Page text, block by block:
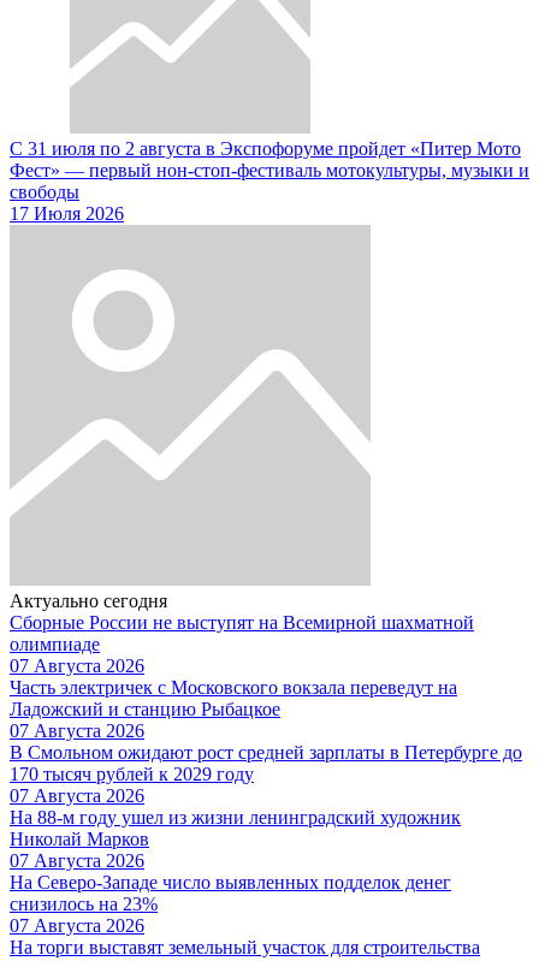
С 31 июля по 2 августа в Экспофоруме пройдет «Питер Мото
Фест» — первый нон-стоп-фестиваль мотокультуры, музыки и
свободы
17 Июля 2026
Актуально сегодня
Сборные России не выступят на Всемирной шахматной
олимпиаде
07 Августа 2026
Часть электричек с Московского вокзала переведут на
Ладожский и станцию Рыбацкое
07 Августа 2026
В Смольном ожидают рост средней зарплаты в Петербурге до
170 тысяч рублей к 2029 году
07 Августа 2026
На 88-м году ушел из жизни ленинградский художник
Николай Марков
07 Августа 2026
На Северо-Западе число выявленных подделок денег
снизилось на 23%
07 Августа 2026
На торги выставят земельный участок для строительства